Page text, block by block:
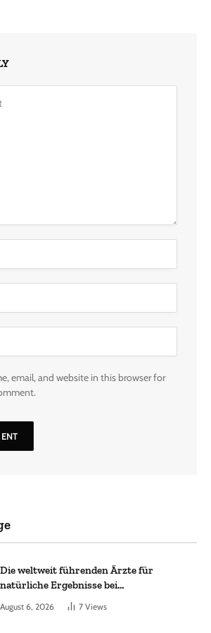
email, and website in this browser for
Die weltweit führenden Ärzte für
natürliche Ergebnisse bei
Haartransplantationen
August 6, 2026 7 Views